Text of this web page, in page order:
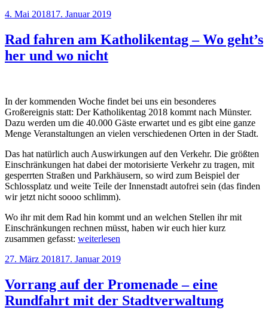
Veröffentlicht
4. Mai 201817. Januar 2019
Rad fahren am Katholikentag – Wo geht’s
her und wo nicht
In der kommenden Woche findet bei uns ein besonderes
Großereignis statt: Der Katholikentag 2018 kommt nach Münster.
Dazu werden um die 40.000 Gäste erwartet und es gibt eine ganze
Menge Veranstaltungen an vielen verschiedenen Orten in der Stadt.
Das hat natürlich auch Auswirkungen auf den Verkehr. Die größten
Einschränkungen hat dabei der motorisierte Verkehr zu tragen, mit
gesperrten Straßen und Parkhäusern, so wird zum Beispiel der
Schlossplatz und weite Teile der Innenstadt autofrei sein (das finden
wir jetzt nicht soooo schlimm).
Wo ihr mit dem Rad hin kommt und an welchen Stellen ihr mit
Einschränkungen rechnen müsst, haben wir euch hier kurz
zusammen gefasst: „Rad
am
–
Wo
geht’s
weiterlesen
Veröffentlicht
27. März 201817. Januar 2019
Vorrang auf der Promenade – eine
Rundfahrt mit der Stadtverwaltung